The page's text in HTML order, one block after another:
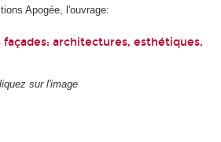
Apogée, l'ouvrage:
façades: architectures, esthétiques,
sur l'image